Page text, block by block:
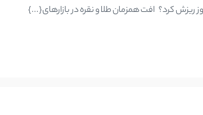
ریزش کرد؟ افت همزمان طلا و نقره در بازارهای{...}